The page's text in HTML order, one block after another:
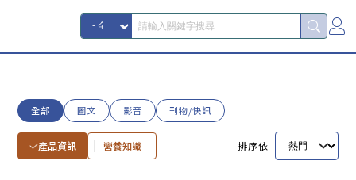
全部 圖文 影音 刊物/快訊
產品資訊 營養知識 排序依